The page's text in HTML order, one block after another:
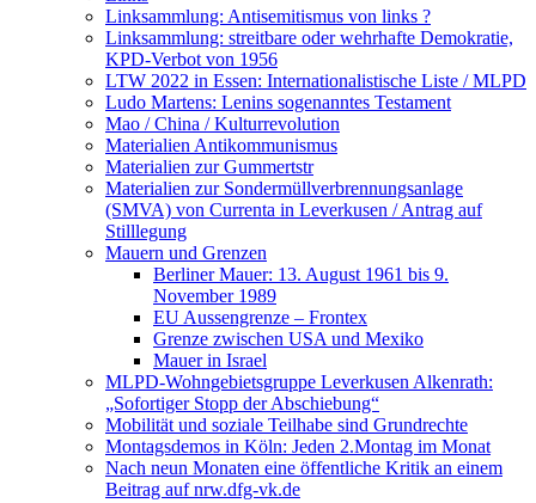
Linksammlung: Antisemitismus von links ?
Linksammlung: streitbare oder wehrhafte Demokratie,
KPD-Verbot von 1956
LTW 2022 in Essen: Internationalistische Liste / MLPD
Ludo Martens: Lenins sogenanntes Testament
Mao / China / Kulturrevolution
Materialien Antikommunismus
Materialien zur Gummertstr
Materialien zur Sondermüllverbrennungsanlage
(SMVA) von Currenta in Leverkusen / Antrag auf
Stilllegung
Mauern und Grenzen
Berliner Mauer: 13. August 1961 bis 9.
November 1989
EU Aussengrenze – Frontex
Grenze zwischen USA und Mexiko
Mauer in Israel
MLPD-Wohngebietsgruppe Leverkusen Alkenrath:
„Sofortiger Stopp der Abschiebung“
Mobilität und soziale Teilhabe sind Grundrechte
Montagsdemos in Köln: Jeden 2.Montag im Monat
Nach neun Monaten eine öffentliche Kritik an einem
Beitrag auf nrw.dfg-vk.de